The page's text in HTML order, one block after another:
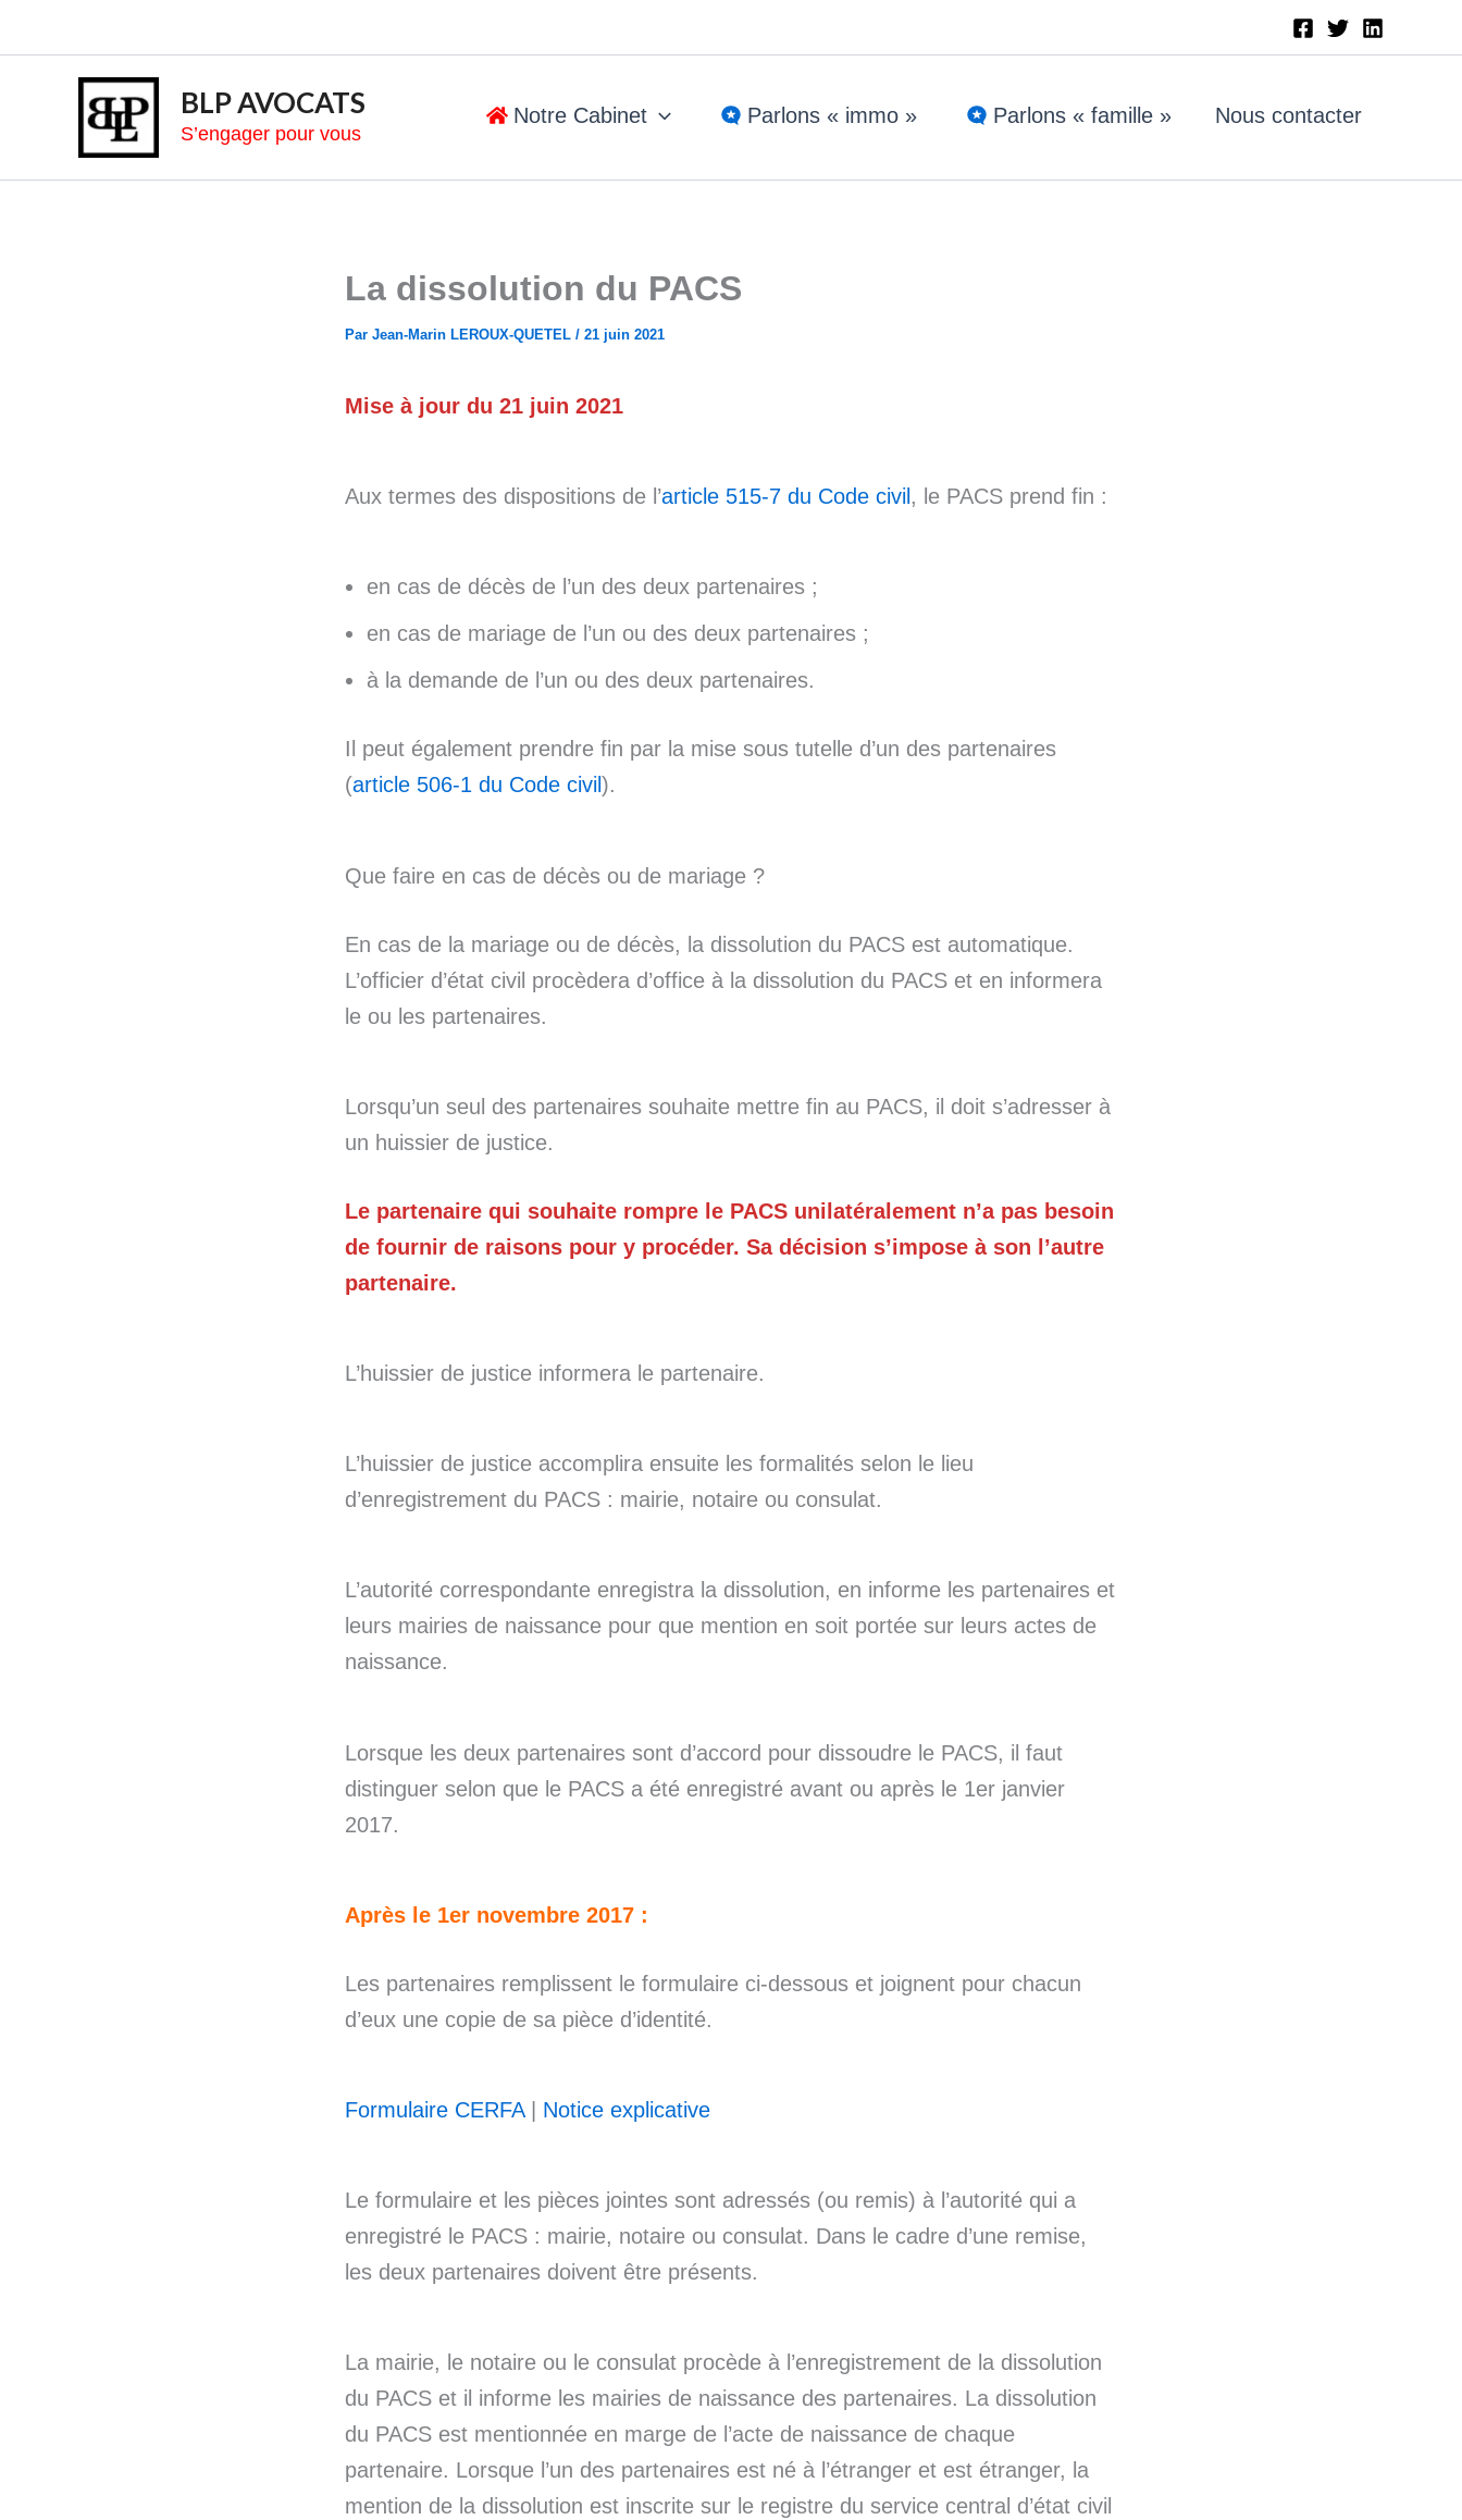
au
BLP AVOCATS
S’engager pour vous
Notre Cabinet Parlons « immo » Parlons « famille » Nous contacter
La dissolution du PACS
Par Jean-Marin LEROUX-QUETEL / 21 juin 2021
Mise à jour du 21 juin 2021
Aux termes des dispositions de l’article 515-7 du Code civil , le PACS prend fin :
en cas de décès de l’un des deux partenaires ;
en cas de mariage de l’un ou des deux partenaires ;
à la demande de l’un ou des deux partenaires.
Il peut également prendre fin par la mise sous tutelle d’un des partenaires
(article 506-1 du Code civil).
Que faire en cas de décès ou de mariage ?
En cas de la mariage ou de décès, la dissolution du PACS est automatique.
L’officier d’état civil procèdera d’office à la dissolution du PACS et en informera
le ou les partenaires.
Lorsqu’un seul des partenaires souhaite mettre fin au PACS, il doit s’adresser à
un huissier de justice.
Le partenaire qui souhaite rompre le PACS unilatéralement n’a pas besoin
de fournir de raisons pour y procéder. Sa décision s’impose à son l’autre
partenaire.
L’huissier de justice informera le partenaire.
L’huissier de justice accomplira ensuite les formalités selon le lieu
d’enregistrement du PACS : mairie, notaire ou consulat.
L’autorité correspondante enregistra la dissolution, en informe les partenaires et
leurs mairies de naissance pour que mention en soit portée sur leurs actes de
naissance.
Lorsque les deux partenaires sont d’accord pour dissoudre le PACS, il faut
distinguer selon que le PACS a été enregistré avant ou après le 1er janvier
2017.
Après le 1er novembre 2017 :
Les partenaires remplissent le formulaire ci-dessous et joignent pour chacun
d’eux une copie de sa pièce d’identité.
Formulaire CERFA| Notice explicative
Le formulaire et les pièces jointes sont adressés (ou remis) à l’autorité qui a
enregistré le PACS : mairie, notaire ou consulat. Dans le cadre d’une remise,
les deux partenaires doivent être présents.
La mairie, le notaire ou le consulat procède à l’enregistrement de la dissolution
du PACS et il informe les mairies de naissance des partenaires. La dissolution
du PACS est mentionnée en marge de l’acte de naissance de chaque
partenaire. Lorsque l’un des partenaires est né à l’étranger et est étranger, la
mention de la dissolution est inscrite sur le registre du service central d’état civil